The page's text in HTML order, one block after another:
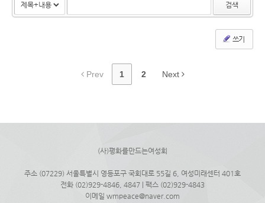
검색
쓰기
Prev 1 2 Next
(사)평화를만드는여성회
주소 (07229) 서울특별시 영등포구 국회대로 55길 6, 여성미래센터 401호
전화 (02)929-4846, 4847 | 팩스 (02)929-4843
이메일 wmpeace@naver.com